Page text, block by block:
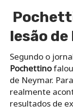
lesão
Segundo o
Pochettinofalou
de Neymar.
realmente
resultados de